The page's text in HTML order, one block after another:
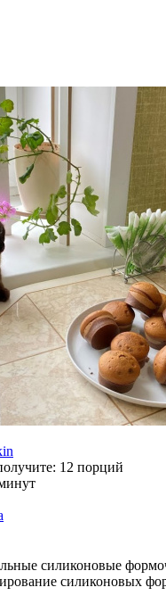
12 порций
силиконовые
силиконовых